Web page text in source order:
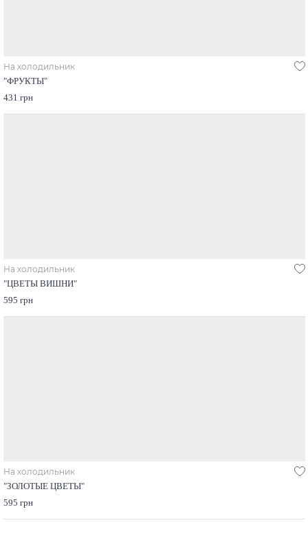
На холодильник
"ФРУКТЫ"
431 грн
На холодильник
"ЦВЕТЫ ВИШНИ"
595 грн
На холодильник
"ЗОЛОТЫЕ ЦВЕТЫ"
595 грн